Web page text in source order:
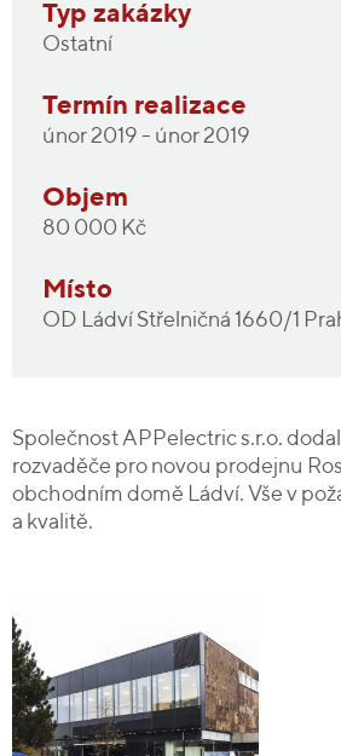
Typ zakázky
Ostatní
Termín realizace
únor 2019 - únor 2019
Objem
80 000 Kč
Místo
OD Ládví Střelničná 1660/1
Společnost APPelectric s.r.o.
rozvaděče pro novou prodejnu
obchodním domě Ládví. Vše v
a kvalitě.